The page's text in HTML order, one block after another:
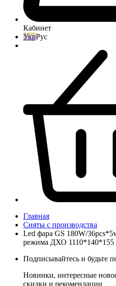
Кабинет
УкрРус
Главная
Сняты с производства
Led фара GS 180W/
режима ДХО 1110*140*155
Подписывайтесь и будьте
Новинки, интересные
скидки и рекомендации